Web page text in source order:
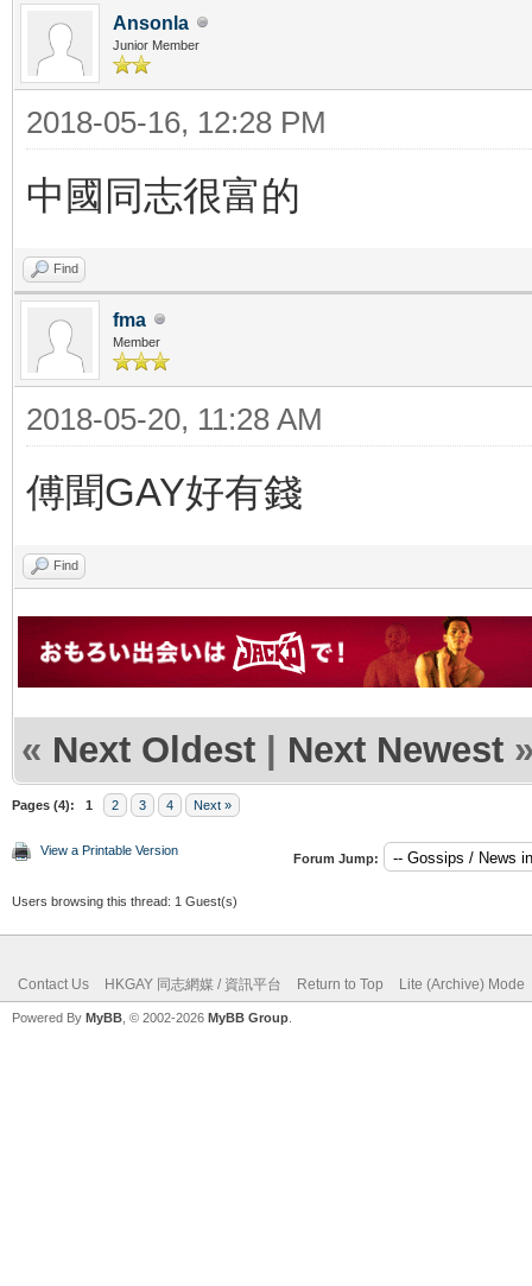
Ansonla
Junior Member
2018-05-16, 12:28 PM
中國同志很富的
Find
fma
Member
2018-05-20, 11:28 AM
傅聞GAY好有錢
Find
« Next Oldest | Next Newest
Pages (4): 1 2 3 4 Next »
View a Printable Version
Forum Jump:
Users browsing this thread: 1 Guest(s)
Contact Us HKGAY 同志網媒 / 資訊平台 Return to Top Lite (Archive) Mode
Powered By MyBB , © 2002-2026 MyBB Group